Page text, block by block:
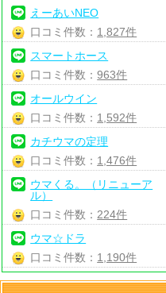
えーあいNEO
口コミ件数： 1,827件
スマートホース
口コミ件数：963件
オールウイン
口コミ件数： 1,592件
カチウマの定理
口コミ件数： 1,476件
ウマくる。（リニューア
ル）
口コミ件数： 224件
ウマ☆ドラ
口コミ件数： 1,190件